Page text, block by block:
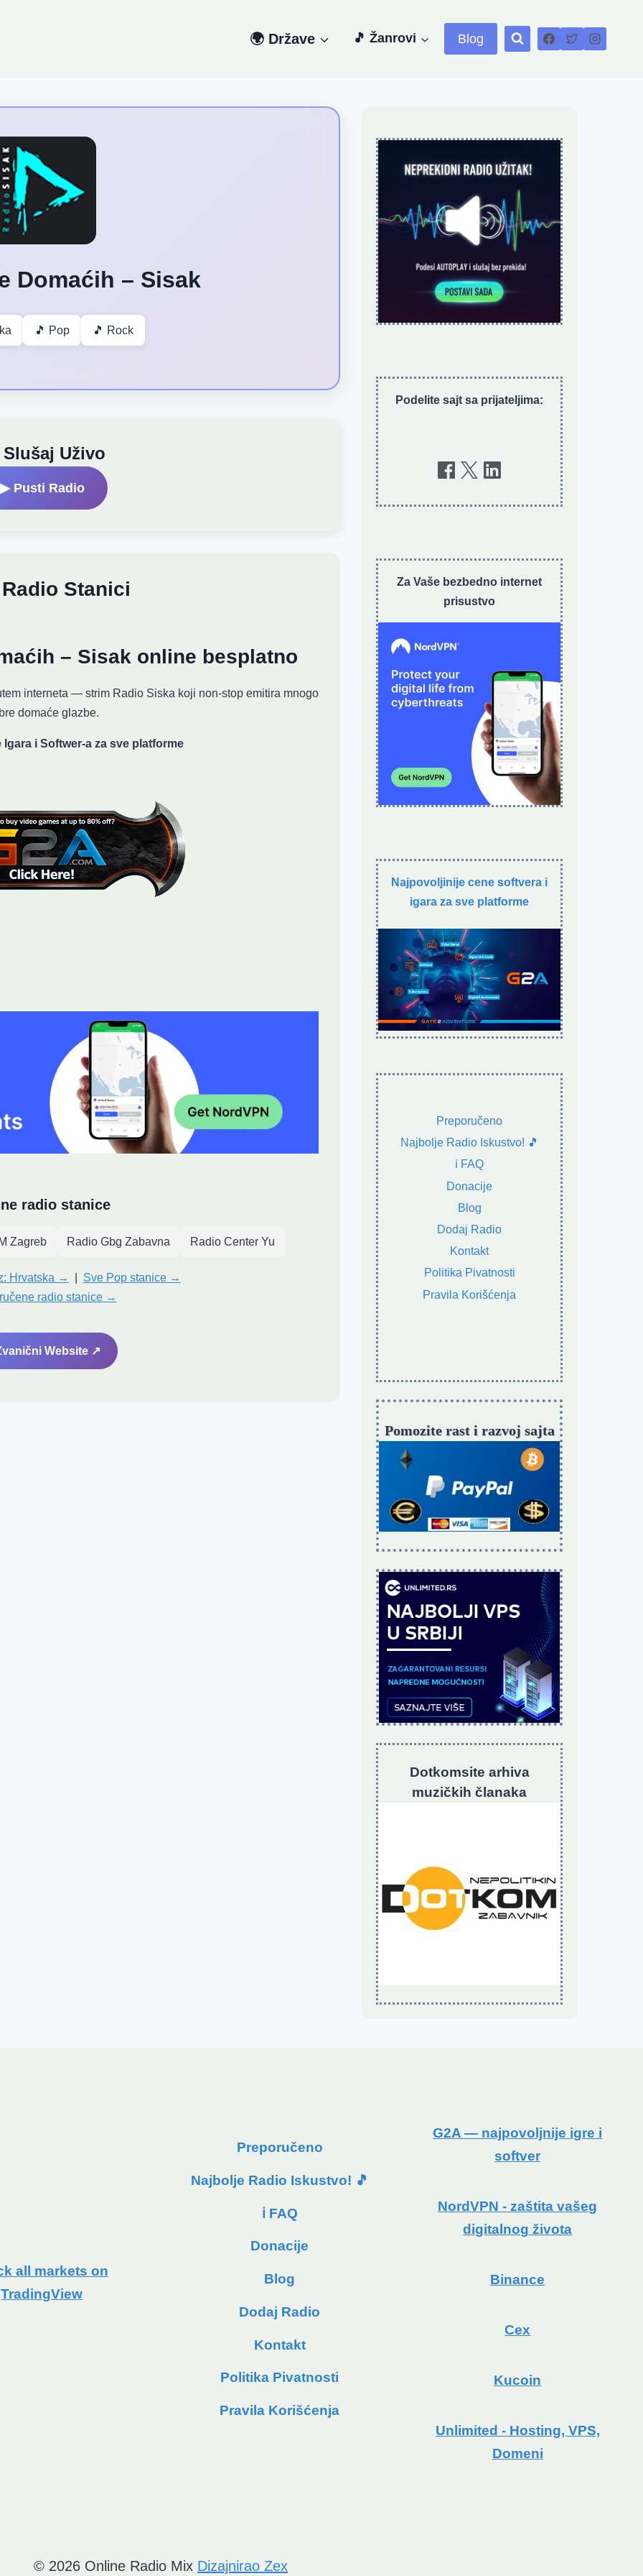
🌍 Države 🎵 Žanrovi Blog
Domaćih – Sisak
🎵 Pop 🎵 Rock
Slušaj Uživo
▶ Pusti Radio
Stanici
– Sisak online besplatno
interneta — strim Radio Siska koji non-stop emitira mnogo
domaće glazbe.
i Softwer-a za sve platforme
radio stanice
Zagreb Radio Gbg Zabavna Radio Center Yu
Hrvatska →
Sve Pop stanice →
radio stanice →
Website ↗
Podelite sajt sa prijateljima:
Za Vaše bezbedno internet
prisustvo
Najpovoljinije cene softvera i
igara za sve platforme
Preporučeno
Najbolje Radio Iskustvo! 🎵
ℹ️ FAQ
Donacije
Blog
Dodaj Radio
Kontakt
Politika Pivatnosti
Pravila Korišćenja
Pomozite rast i razvoj sajta
Dotkomsite arhiva
muzičkih članaka
all markets on
TradingView
Preporučeno
Najbolje Radio Iskustvo! 🎵
ℹ️ FAQ
Donacije
Blog
Dodaj Radio
Kontakt
Politika Pivatnosti
Pravila Korišćenja
G2A — najpovoljnije igre i
softver
NordVPN - zaštita vašeg
digitalnog života
Binance
Cex
Kucoin
Unlimited - Hosting, VPS,
Domeni
© 2026 Online Radio Mix Dizajnirao Zex